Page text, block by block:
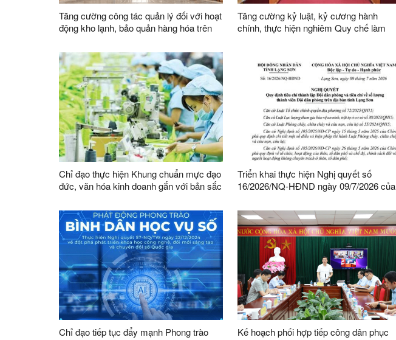
Tăng cường công tác quản lý đối với hoạt
động kho lạnh, bảo quản hàng hóa trên
Tăng cường kỷ luật, kỷ cương hành
chính, thực hiện nghiêm Quy chế làm
Chỉ đạo thực hiện Khung chuẩn mực đạo
đức, văn hóa kinh doanh gắn với bản sắc
hóa kinh doanh thế giới
Triển khai thực hiện Nghị quyết số
16/2026/NQ-HĐND ngày 09/7/2026 của
Đội dân phòng và tiêu chí về số lượng
thành viên Đội dân phòng trên địa bàn
tỉnh
Chỉ đạo tiếp tục đẩy mạnh Phong trào
Kế hoạch phối hợp tiếp công dân phục